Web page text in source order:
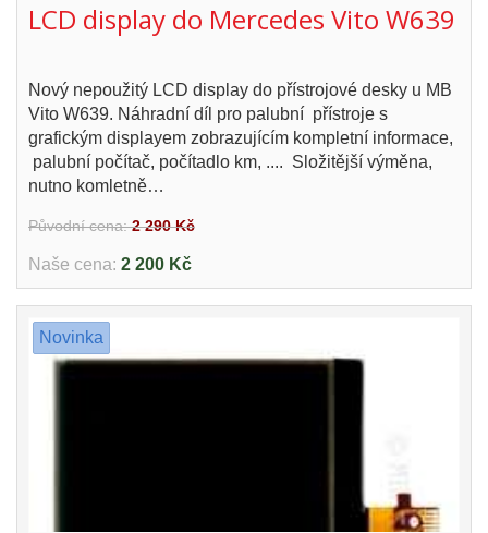
LCD display do Mercedes Vito W639
Nový nepoužitý LCD display do přístrojové desky u MB
Vito W639. Náhradní díl pro palubní přístroje s
grafickým displayem zobrazujícím kompletní informace,
palubní počítač, počítadlo km, .... Složitější výměna,
nutno komletně…
Původní cena:2 290 Kč
Naše cena: 2 200 Kč
Novinka